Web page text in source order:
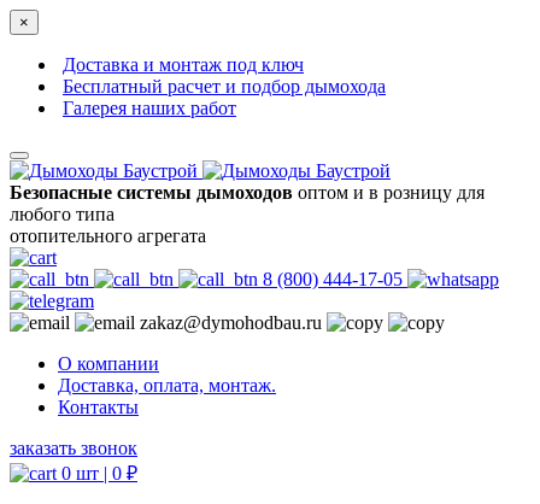
×
Доставка и монтаж под ключ
Бесплатный расчет и подбор дымохода
Галерея наших работ
Безопасные системы дымоходов оптом и в розницу для
любого типа
отопительного агрегата
8 (800) 444-17-05
zakaz@dymohodbau.ru
О компании
Доставка, оплата, монтаж.
Контакты
заказать звонок
0 шт | 0 ₽